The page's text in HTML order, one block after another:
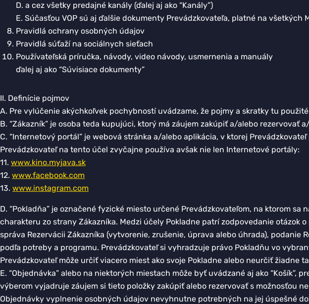
D. a cez všetky predajné kanály (ďalej aj ako “Kanály”)
E. Súčasťou VOP sú aj ďalšie dokumenty Prevádzkovateľa, platné na
Pravidlá ochrany osobných údajov
Pravidlá súťaží na sociálnych sieťach
Používateľská príručka, návody, video návody, usmernenia a manuály
ďalej aj ako “Súvisiace dokumenty”
II. Definície pojmov
A. Pre vylúčenie akýchkoľvek pochybností uvádzame, že pojmy a skratky tu
B. “Zákazník” je osoba teda kupujúci, ktorý má záujem zakúpiť a/alebo
C. “Internetový portál” je webová stránka a/alebo aplikácia, v ktorej
Prevádzkovateľ na tento účel zvyčajne používa avšak nie len Internetové portály:
11. www.kino.myjava.sk
12. www.facebook.com
13. www.instagram.com
D. “Pokladňa” je označené fyzické miesto určené Prevádzkovateľom, na ktorom
charakteru zo strany Zákazníka. Medzi účely Pokladne patrí zodpovedanie
správa Rezervácii Zákazníka (vytvorenie, zrušenie, úprava alebo úhrada),
podľa potreby a programu. Prevádzkovateľ si vyhradzuje právo Pokladňu vo
Prevádzkovateľ môže určiť viacero miest ako svoje Pokladne alebo neurčiť žiadne
E. “Objednávka” alebo na niektorých miestach môže byť uvádzané aj ako
výberom vyjadruje záujem si tieto položky zakúpiť alebo rezervovať s možnosťou
Objednávky vyplnenie osobných údajov nevyhnutne potrebných na jej úspešné